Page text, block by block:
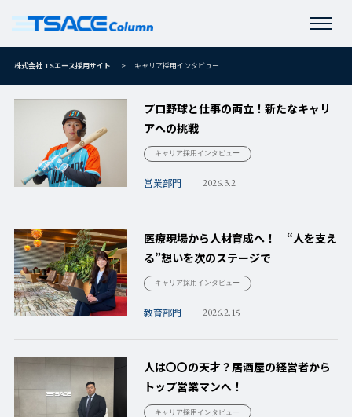
株式会社 TSエース採用サイト > キャリア採用インタビュー
プロ野球と仕事の両立！新たなキャリ
アへの挑戦
キャリア採用インタビュー
営業部門 2026.3.2
医療現場から人材育成へ！ “人を支え
る”想いを次のステージで
キャリア採用インタビュー
教育部門 2026.2.15
人は〇〇の天才？居酒屋の経営者から
トップ営業マンへ！
キャリア採用インタビュー